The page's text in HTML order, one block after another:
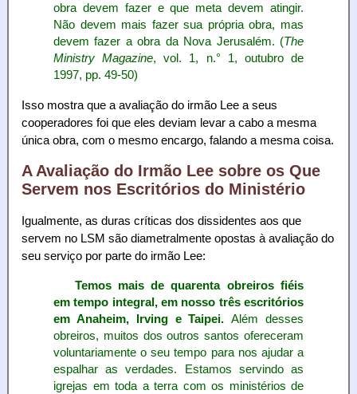
obra devem fazer e que meta devem atingir.
Não devem mais fazer sua própria obra, mas
devem fazer a obra da Nova Jerusalém. (The
Ministry Magazine, vol. 1, n.° 1, outubro de
1997, pp. 49-50)
Isso mostra que a avaliação do irmão Lee a seus
cooperadores foi que eles deviam levar a cabo a mesma
única obra, com o mesmo encargo, falando a mesma coisa.
A Avaliação do Irmão Lee sobre os Que
Servem nos Escritórios do Ministério
Igualmente, as duras críticas dos dissidentes aos que
servem no LSM são diametralmente opostas à avaliação do
seu serviço por parte do irmão Lee:
Temos mais de quarenta obreiros fiéis
em tempo integral, em nosso três escritórios
em Anaheim, Irving e Taipei.Além desses
obreiros, muitos dos outros santos ofereceram
voluntariamente o seu tempo para nos ajudar a
espalhar as verdades. Estamos servindo as
igrejas em toda a terra com os ministérios de